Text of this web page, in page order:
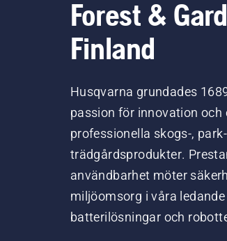
Forest &
Finland
Husqvarna grundades
passion för innovation och
professionella skogs-,
trädgårdsprodukter.
användbarhet möter
miljöomsorg i våra
batterilösningar och